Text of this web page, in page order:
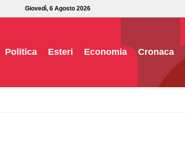
Giovedì, 6 Agosto 2026
Politica Esteri Economia Cronaca